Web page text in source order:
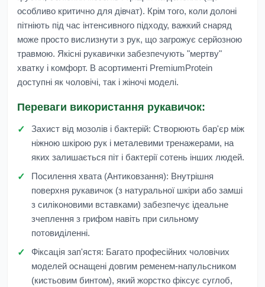
особливо критично для дівчат). Крім того, коли долоні
пітніють під час інтенсивного підходу, важкий снаряд
може просто вислизнути з рук, що загрожує серйозною
травмою. Якісні рукавички забезпечують "мертву"
хватку і комфорт. В асортименті PremiumProtein
доступні як чоловічі, так і жіночі моделі.
Переваги використання рукавичок:
Захист від мозолів і бактерій: Створюють бар'єр між
ніжною шкірою рук і металевими тренажерами, на
яких залишається піт і бактерії сотень інших людей.
Посилення хвата (Антиковзання): Внутрішня
поверхня рукавичок (з натуральної шкіри або замші
з силіконовими вставками) забезпечує ідеальне
зчеплення з грифом навіть при сильному
потовиділенні.
Фіксація зап'ястя: Багато професійних чоловічих
моделей оснащені довгим ременем-напульсником
(кистьовим бинтом), який жорстко фіксує суглоб,